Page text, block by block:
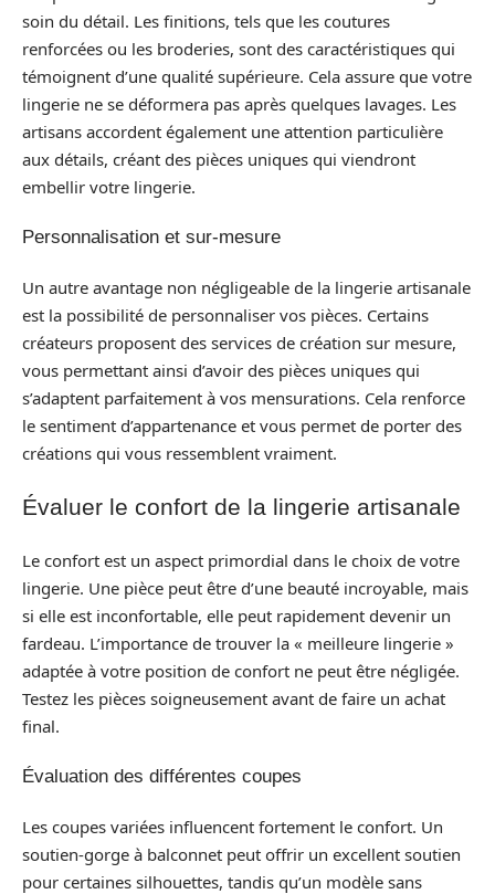
soin du détail. Les finitions, tels que les coutures
renforcées ou les broderies, sont des caractéristiques qui
témoignent d’une qualité supérieure. Cela assure que votre
lingerie ne se déformera pas après quelques lavages. Les
artisans accordent également une attention particulière
aux détails, créant des pièces uniques qui viendront
embellir votre lingerie.
Personnalisation et sur-mesure
Un autre avantage non négligeable de la lingerie artisanale
est la possibilité de personnaliser vos pièces. Certains
créateurs proposent des services de création sur mesure,
vous permettant ainsi d’avoir des pièces uniques qui
s’adaptent parfaitement à vos mensurations. Cela renforce
le sentiment d’appartenance et vous permet de porter des
créations qui vous ressemblent vraiment.
Évaluer le confort de la lingerie artisanale
Le confort est un aspect primordial dans le choix de votre
lingerie. Une pièce peut être d’une beauté incroyable, mais
si elle est inconfortable, elle peut rapidement devenir un
fardeau. L’importance de trouver la « meilleure lingerie »
adaptée à votre position de confort ne peut être négligée.
Testez les pièces soigneusement avant de faire un achat
final.
Évaluation des différentes coupes
Les coupes variées influencent fortement le confort. Un
soutien-gorge à balconnet peut offrir un excellent soutien
pour certaines silhouettes, tandis qu’un modèle sans